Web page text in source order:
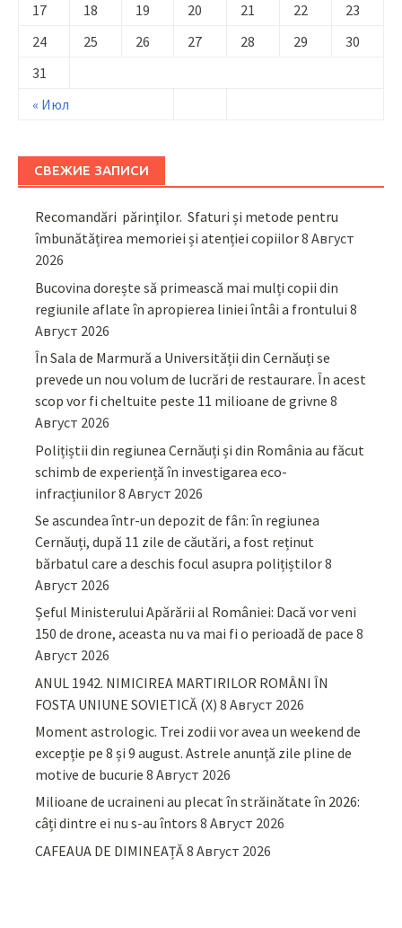
« Июл
17
18 19 20 21 22
23
24
25 26 27 28 29
30
31
СВЕЖИЕ ЗАПИСИ
Recomandări părinţilor. Sfaturi și metode pentru
îmbunătățirea memoriei și atenției copiilor8 Август
2026
Bucovina dorește să primească mai mulți copii din
regiunile aflate în apropierea liniei întâi a frontului 8
Август 2026
În Sala de Marmură a Universității din Cernăuți se
prevede un nou volum de lucrări de restaurare. În acest
scop vor fi cheltuite peste 11 milioane de grivne 8
Август 2026
Polițiștii din regiunea Cernăuți și din România au făcut
schimb de experiență în investigarea eco-
infracțiunilor8 Август 2026
Se ascundea într-un depozit de fân: în regiunea
Cernăuți, după 11 zile de căutări, a fost reținut
bărbatul care a deschis focul asupra polițiștilor8
Август 2026
Șeful Ministerului Apărării al României: Dacă vor veni
150 de drone, aceasta nu va mai fi o perioadă de pace 8
Август 2026
ANUL 1942. NIMICIREA MARTIRILOR ROMÂNI ÎN
FOSTA UNIUNE SOVIETICĂ (X) 8 Август 2026
Moment astrologic. Trei zodii vor avea un weekend de
excepție pe 8 și 9 august. Astrele anunță zile pline de
motive de bucurie 8 Август 2026
Milioane de ucraineni au plecat în străinătate în 2026:
câți dintre ei nu s-au întors 8 Август 2026
CAFEAUA DE DIMINEAȚĂ8 Август 2026